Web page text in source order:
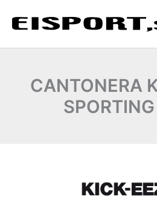
CANTONERA